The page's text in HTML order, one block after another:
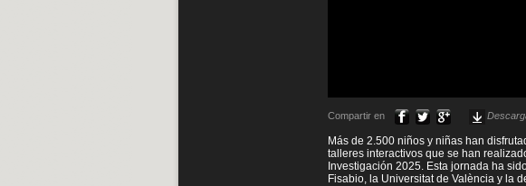
Compartir en
Más de 2.500 niños y niñas han
talleres interactivos que se han
Investigación 2025. Esta jornada ha
Fisabio, la Universitat de València y la